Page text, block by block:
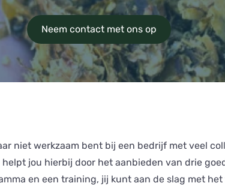
Neem contact met ons op
niet werkzaam bent bij een bedrijf met veel
jou hierbij door het aanbieden van drie
en een training, jij kunt aan de slag met